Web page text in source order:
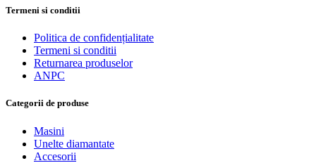
Termeni si conditii
Politica de confidențialitate
Termeni si conditii
Returnarea produselor
ANPC
Categorii de produse
Masini
Unelte diamantate
Accesorii